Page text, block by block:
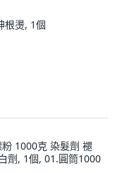
劑, 1個, 01.圓筒1000